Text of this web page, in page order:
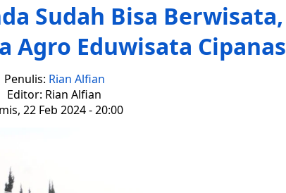
Sudah Bisa Berwisata,
Agro Eduwisata Cipanas
Penulis: Rian Alfian
Editor: Rian Alfian
22 Feb 2024 - 20:00